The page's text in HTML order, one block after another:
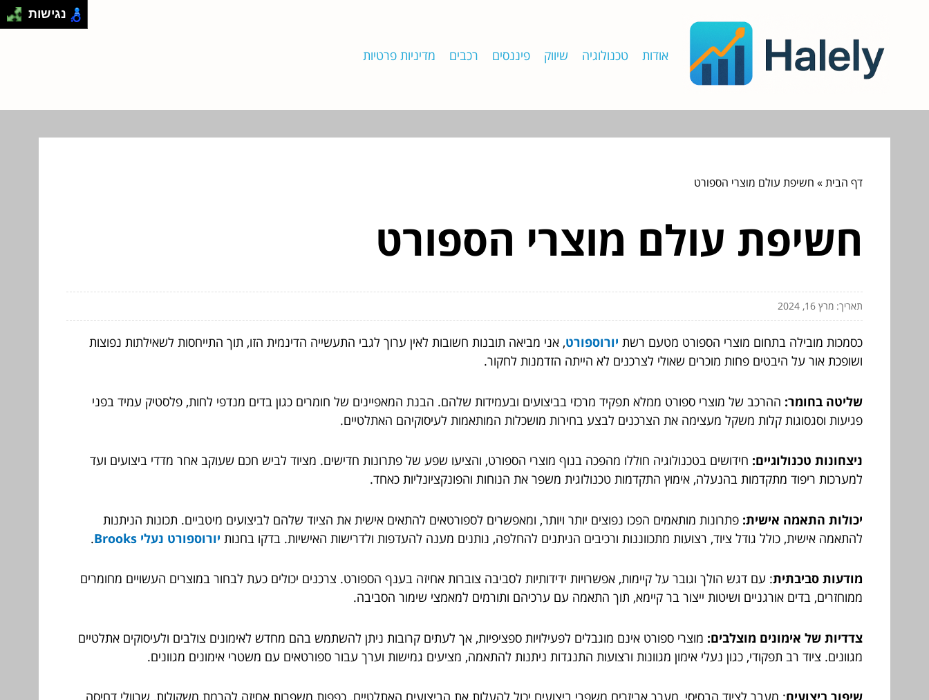
אודות טכנולוגיה שיווק פיננסים רכבים מדיניות פרטיות
דף הבית» חשיפת עולם מוצרי הספורט
חשיפת עולם מוצרי הספורט
תאריך: מרץ 16, 2024
כסמכות מובילה בתחום מוצרי הספורט מטעם רשת יורוספורט, אני מביאה תובנות חשובות לאין ערוך לגבי התעשייה הדינמית הזו, תוך התייחסות לשאילתות נפוצות
ושופכת אור על היבטים פחות מוכרים שאולי לצרכנים לא הייתה הזדמנות לחקור.
שליטה בחומר: ההרכב של מוצרי ספורט ממלא תפקיד מרכזי בביצועים ובעמידות שלהם. הבנת המאפיינים של חומרים כגון בדים מנדפי לחות, פלסטיק עמיד בפני
פגיעות וסגסוגות קלות משקל מעצימה את הצרכנים לבצע בחירות מושכלות המותאמות לעיסוקיהם האתלטיים.
ניצחונות טכנולוגיים: חידושים בטכנולוגיה חוללו מהפכה בנוף מוצרי הספורט, והציעו שפע של פתרונות חדישים. מציוד לביש חכם שעוקב אחר מדדי ביצועים ועד
למערכות ריפוד מתקדמות בהנעלה, אימוץ התקדמות טכנולוגית משפר את הנוחות והפונקציונליות כאחד.
יכולות התאמה אישית: פתרונות מותאמים הפכו נפוצים יותר ויותר, ומאפשרים לספורטאים להתאים אישית את הציוד שלהם לביצועים מיטביים. תכונות הניתנות
להתאמה אישית, כולל גודל ציוד, רצועות מתכווננות ורכיבים הניתנים להחלפה, נותנים מענה להעדפות ולדרישות האישיות. בדקו בחנות יורוספורט נעלי Brooks .
מודעות סביבתית: עם דגש הולך וגובר על קיימות, אפשרויות ידידותיות לסביבה צוברות אחיזה בענף הספורט. צרכנים יכולים כעת לבחור במוצרים העשויים מחומרים
ממוחזרים, בדים אורגניים ושיטות ייצור בר קיימא, תוך התאמה עם ערכיהם ותורמים למאמצי שימור הסביבה.
צדדיות של אימונים מוצלבים: מוצרי ספורט אינם מוגבלים לפעילויות ספציפיות, אך לעתים קרובות ניתן להשתמש בהם מחדש לאימונים צולבים ולעיסוקים אתלטיים
מגוונים. ציוד רב תפקודי, כגון נעלי אימון מגוונות ורצועות התנגדות ניתנות להתאמה, מציעים גמישות וערך עבור ספורטאים עם משטרי אימונים מגוונים.
נגישות